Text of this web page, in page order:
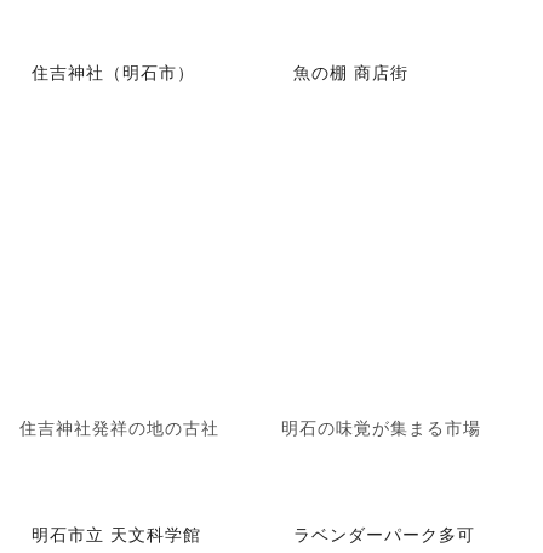
住吉神社（明石市）
住吉神社発祥の地の古社
魚の棚 商店街
明石の味覚が集まる市場
明石市立 天文科学館 ラベンダーパーク多可